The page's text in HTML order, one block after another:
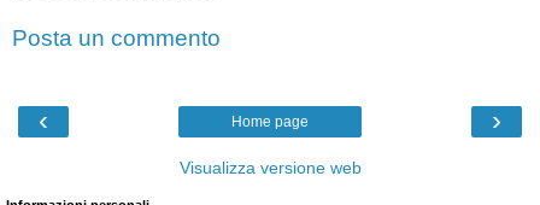
Posta un commento
‹ ›
Home page
Visualizza versione web